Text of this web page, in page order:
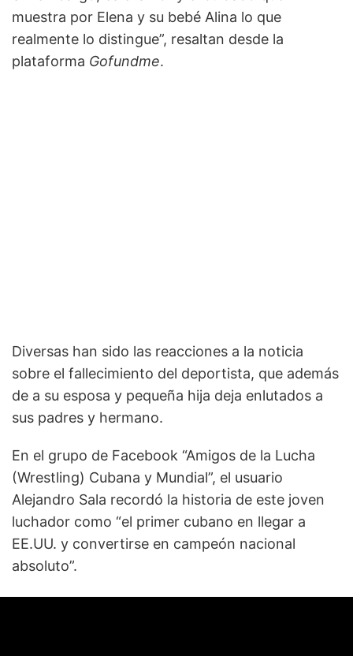
muestra por Elena y su bebé Alina lo que
realmente lo distingue”, resaltan desde la
plataforma Gofundme.
Diversas han sido las reacciones a la noticia
sobre el fallecimiento del deportista, que además
de a su esposa y pequeña hija deja enlutados a
sus padres y hermano.
En el grupo de Facebook “Amigos de la Lucha
(Wrestling) Cubana y Mundial”, el usuario
Alejandro Sala recordó la historia de este joven
luchador como “el primer cubano en llegar a
EE.UU. y convertirse en campeón nacional
absoluto”.